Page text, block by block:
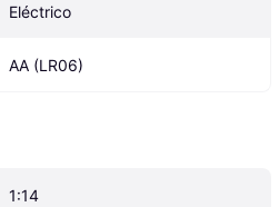
Eléctrico
AA (LR06)
1:14